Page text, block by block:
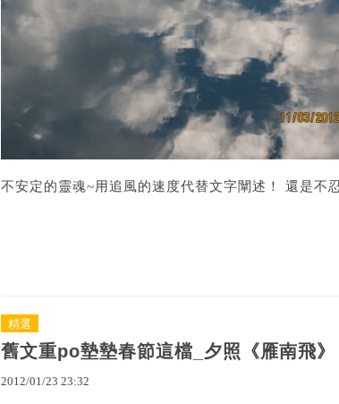
不安定的靈魂~用追風的速度代替文字闡述！ 還是
精選
舊文重po墊墊春節這檔_夕照《雁南飛》
2012/01/23 23:32